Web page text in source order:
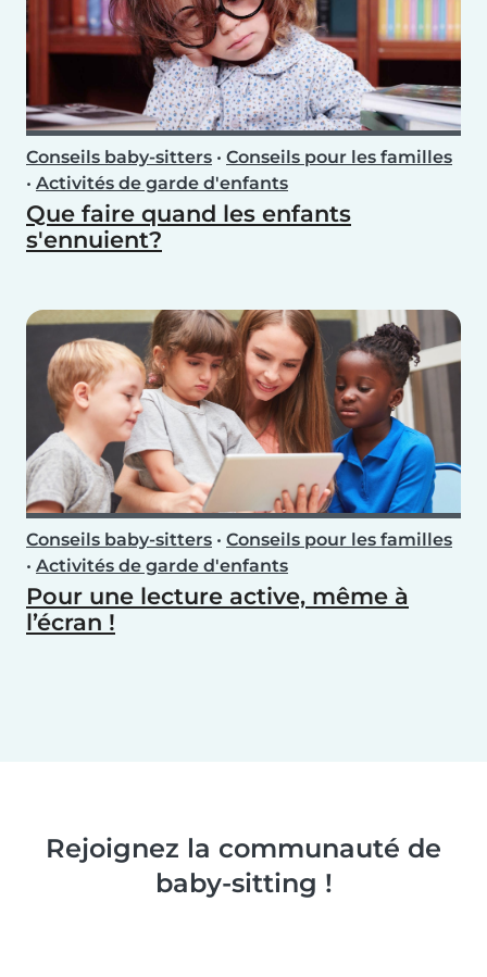
Conseils baby-sitters • Conseils pour les familles
• Activités de garde d'enfants
Que faire quand les enfants
s'ennuient?
Conseils baby-sitters • Conseils pour les familles
• Activités de garde d'enfants
Pour une lecture active, même à
l’écran !
Rejoignez la communauté de
baby-sitting !